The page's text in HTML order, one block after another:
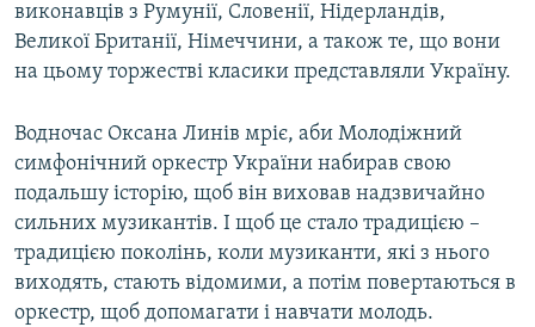
виконавців з Румунії, Словенії, Нідерландів,
Великої Британії, Німеччини, а також те, що вони
на цьому торжестві класики представляли Україну.
Водночас Оксана Линів мріє, аби Молодіжний
симфонічний оркестр України набирав свою
подальшу історію, щоб він виховав надзвичайно
сильних музикантів. І щоб це стало традицією –
традицією поколінь, коли музиканти, які з нього
виходять, стають відомими, а потім повертаються в
оркестр, щоб допомагати і навчати молодь.